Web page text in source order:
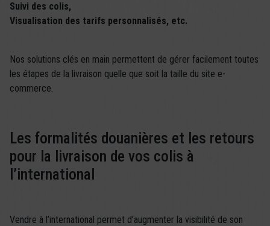
Suivi des colis,
Visualisation des tarifs personnalisés, etc.
Nos solutions clés en main permettent de gérer facilement toutes
les étapes de la livraison quelle que soit la taille du site e-
commerce.
Les formalités douanières et les retours
pour la livraison de vos colis à
l’international
Vendre à l’international permet d’augmenter la visibilité de son